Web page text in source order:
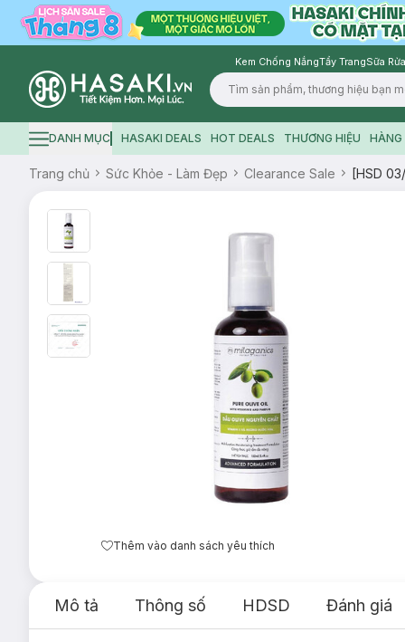
Kem Chống NắngTẩy TrangSữa
Logo
Hamburger icon
DANH MỤC HASAKI DEALS HOT DEALS THƯƠNG HIỆU HÀNG
Trang chủ Sức Khỏe - Làm Đẹp Clearance Sale [HSD
Thêm vào danh sách yêu thích
Mô tả Thông số HDSD Đánh giá